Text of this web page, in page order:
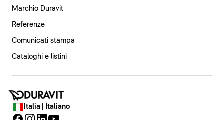
Marchio Duravit
Referenze
Comunicati stampa
Cataloghi e listini
Italia | Italiano